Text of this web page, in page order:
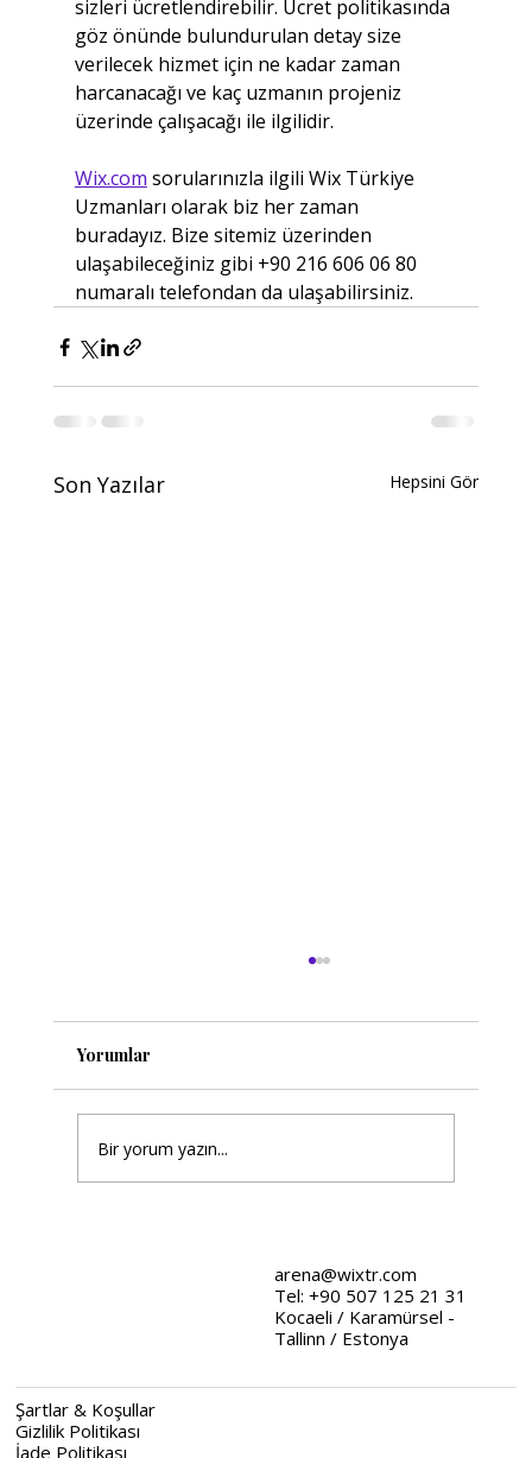
arena@wixtr.com
Tel: +90 507 125 21 31
Kocaeli / Karamürsel -
Tallinn / Estonya
Şartlar & Koşullar
Gizlilik Politikası
İade Politikası
sizleri ücretlendirebilir. Ücret politikasında
göz önünde bulundurulan detay size
verilecek hizmet için ne kadar zaman
harcanacağı ve kaç uzmanın projeniz
üzerinde çalışacağı ile ilgilidir.
Wix.com sorularınızla ilgili Wix Türkiye
Uzmanları olarak biz her zaman
buradayız. Bize sitemiz üzerinden
ulaşabileceğiniz gibi +90 216 606 06 80
numaralı telefondan da ulaşabilirsiniz.
Son Yazılar Hepsini Gör
Tasarımında Stratejik Yaklaşımlar
Yorumlar
Bir yorum yazın...